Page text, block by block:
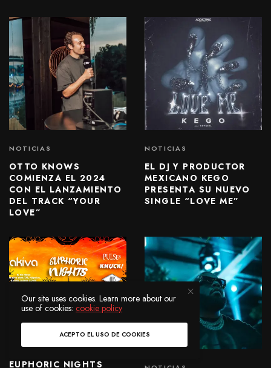
NOTICIAS
OTTO KNOWS
COMIENZA EL 2024
CON EL LANZAMIENTO
DEL TRACK “YOUR
LOVE”
NOTICIAS
EL DJ Y PRODUCTOR
MEXICANO KEGO
PRESENTA SU NUEVO
SINGLE “LOVE ME”
NOTICIAS
AKIVA COLLECTIVE
EUPHORIC NIGHTS
Our site uses cookies. Learn more about our
use of cookies:cookie policy
ACEPTO EL USO DE COOKIES